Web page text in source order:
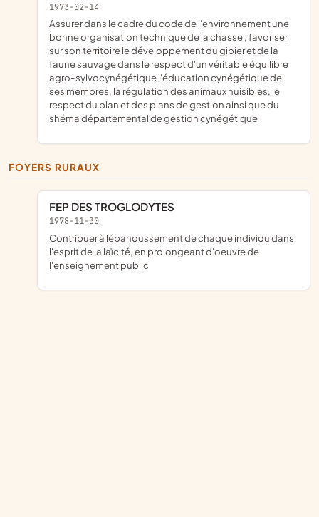
1973-02-14
assurer dans le cadre du code de l'environnement une
bonne organisation technique de la chasse , favoriser
sur son territoire le développement du gibier et de la
faune sauvage dans le respect d'un véritable équilibre
agro-sylvocynégétique l'éducation cynégétique de
ses membres, la régulation des animaux nuisibles, le
respect du plan et des plans de gestion ainsi que du
shéma départemental de gestion cynégétique
FOYERS RURAUX
FEP DES TROGLODYTES
1978-11-30
contribuer à lépanoussement de chaque individu dans
l'esprit de la laïcité, en prolongeant d'oeuvre de
l'enseignement public